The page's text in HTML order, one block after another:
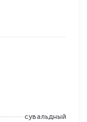
сувальдный